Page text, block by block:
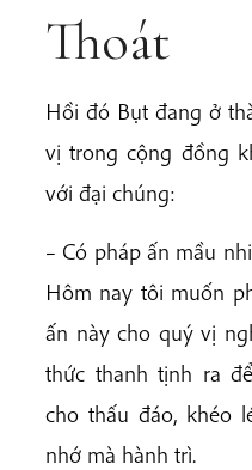
Thoát
Hồi đó Bụt đang ở
vị trong cộng đồng
với đại chúng:
– Có pháp ấn mầu
Hôm nay tôi muốn
ấn này cho quý vị
thức thanh tịnh ra
cho thấu đáo, khéo
nhớ mà hành trì.